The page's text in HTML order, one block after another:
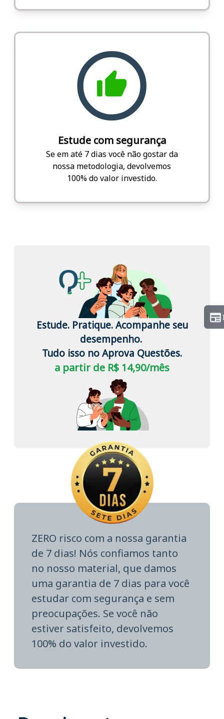
Estude com segurança
Se em até 7 dias você não gostar da
nossa metodologia, devolvemos
100% do valor investido.
Estude. Pratique. Acompanhe seu
desempenho.
Tudo isso no Aprova Questões.
a partir de R$ 14,90/mês
ZERO risco com a nossa garantia
de 7 dias! Nós confiamos tanto
no nosso material, que damos
uma garantia de 7 dias para você
estudar com segurança e sem
preocupações. Se você não
estiver satisfeito, devolvemos
100% do valor investido.